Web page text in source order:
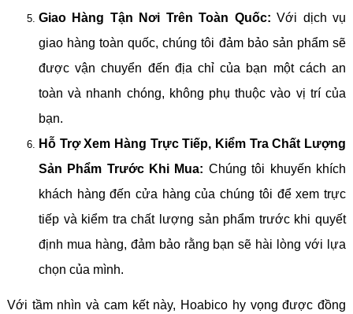
Giao Hàng Tận Nơi Trên Toàn Quốc: Với dịch vụ
giao hàng toàn quốc, chúng tôi đảm bảo sản phẩm sẽ
được vận chuyển đến địa chỉ của bạn một cách an
toàn và nhanh chóng, không phụ thuộc vào vị trí của
bạn.
Hỗ Trợ Xem Hàng Trực Tiếp, Kiểm Tra Chất Lượng
Sản Phẩm Trước Khi Mua: Chúng tôi khuyến khích
khách hàng đến cửa hàng của chúng tôi để xem trực
tiếp và kiểm tra chất lượng sản phẩm trước khi quyết
định mua hàng, đảm bảo rằng bạn sẽ hài lòng với lựa
chọn của mình.
Với tầm nhìn và cam kết này, Hoabico hy vọng được đồng